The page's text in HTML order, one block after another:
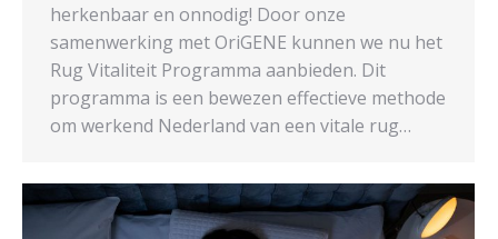
herkenbaar en onnodig! Door onze
samenwerking met OriGENE kunnen we nu het
Rug Vitaliteit Programma aanbieden. Dit
programma is een bewezen effectieve methode
om werkend Nederland van een vitale rug…